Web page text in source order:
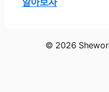
알아보자
© 2026